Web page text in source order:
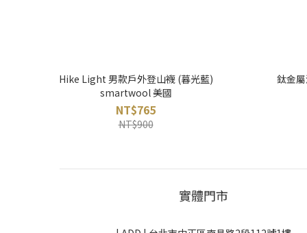
Hike Light 男款戶外登山襪 (暮光藍)
smartwool 美國
NT$765
NT$900
鈦金
實體門市